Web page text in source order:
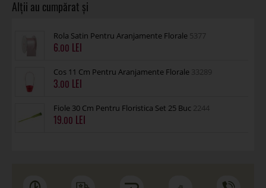
Rola Satin Pentru Aranjamente Florale 5377
6.00
Cos 11 Cm Pentru Aranjamente Florale 33289
3.00
Fiole 30 Cm Pentru Floristica Set 25 Buc 2244
19.00